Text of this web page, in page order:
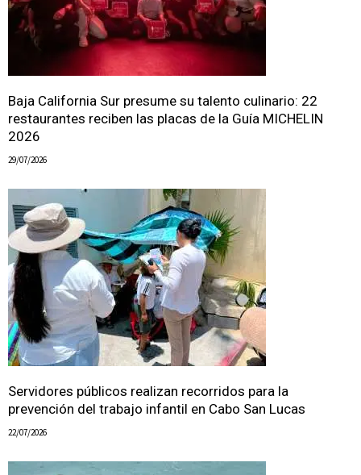
Baja California Sur presume su talento culinario: 22
restaurantes reciben las placas de la Guía MICHELIN
2026
29/07/2026
Servidores públicos realizan recorridos para la
prevención del trabajo infantil en Cabo San Lucas
22/07/2026